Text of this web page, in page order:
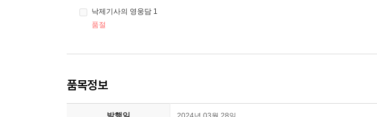
낙제기사의 영웅담 1
품절
품목정보